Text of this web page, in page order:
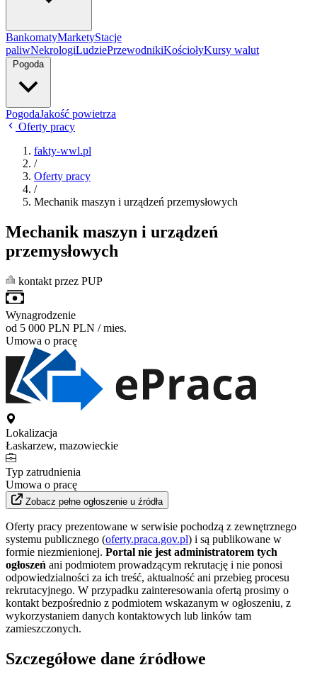
BankomatyMarketyStacje
paliwNekrologiLudziePrzewodnikiKościołyKursy walut
Pogoda
PogodaJakość powietrza
Oferty pracy
fakty-wwl.pl
/
Oferty pracy
/
Mechanik maszyn i urządzeń przemysłowych
Mechanik maszyn i urządzeń
przemysłowych
kontakt przez PUP
Wynagrodzenie
od 5 000 PLN PLN / mies.
Umowa o pracę
Lokalizacja
Łaskarzew, mazowieckie
Typ zatrudnienia
Umowa o pracę
Zobacz pełne ogłoszenie u źródła
Oferty pracy prezentowane w serwisie pochodzą z zewnętrznego
systemu publicznego (oferty.praca.gov.pl) i są publikowane w
formie niezmienionej. Portal nie jest administratorem tych
ogłoszeń ani podmiotem prowadzącym rekrutację i nie ponosi
odpowiedzialności za ich treść, aktualność ani przebieg procesu
rekrutacyjnego. W przypadku zainteresowania ofertą prosimy o
kontakt bezpośrednio z podmiotem wskazanym w ogłoszeniu, z
wykorzystaniem danych kontaktowych lub linków tam
zamieszczonych.
Szczegółowe dane źródłowe